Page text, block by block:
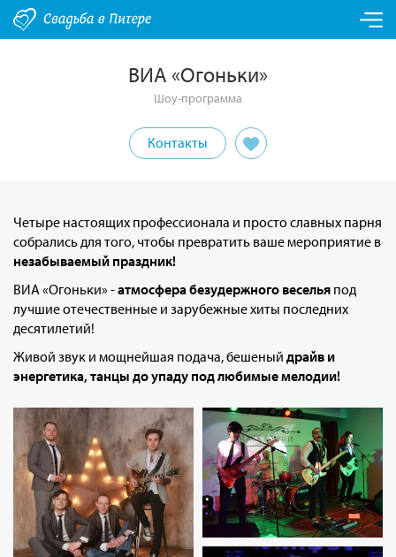
ВИА «Огоньки»
Шоу-программа
Контакты
Четыре настоящих профессионала и просто славных парня
собрались для того, чтобы превратить ваше мероприятие в
незабываемый праздник!
ВИА «Огоньки» -атмосфера безудержного веселья под
лучшие отечественные и зарубежные хиты последних
десятилетий!
Живой звук и мощнейшая подача, бешеный драйв и
энергетика, танцы до упаду под любимые мелодии!